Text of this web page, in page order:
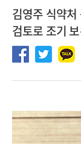
김영주 식약
검토로 조기